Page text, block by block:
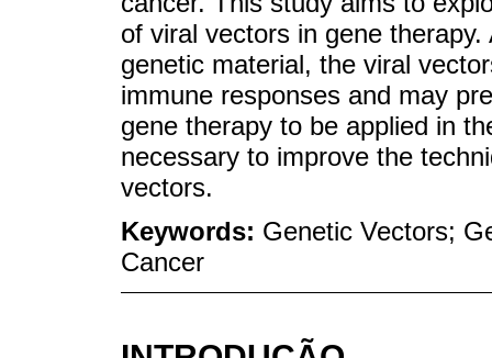
of viral vectors in gene
genetic material, the viral
immune responses and may
gene therapy to be applied in
necessary to improve the
vectors.
Keywords: Genetic Vectors;
Cancer